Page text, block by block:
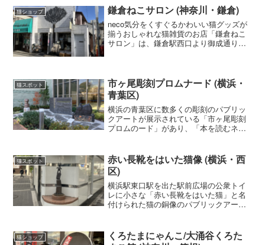
人気です。
猫ショップ 鎌倉ねこサロン (神奈川・鎌倉)
neco気分をくすぐるかわいい猫グッズが
揃うおしゃれな猫雑貨のお店「鎌倉ねこ
サロン」は、鎌倉駅西口より御成通りに
猫スポット
市ヶ尾彫刻プロムナード (横浜・
青葉区)
横浜の青葉区に数多くの彫刻のパブリッ
クアートが展示されている「市ヶ尾彫刻
プロムのード」があり、「本を読むネ
た彫刻があります。
猫スポット
赤い長靴をはいた猫像 (横浜・西
区)
横浜駅東口駅を出た駅前広場の公衆トイ
レに小さな「赤い長靴をはいた猫」と名
付けられた猫の銅像のパブリックアート
志子さんの作品です。
猫ショップ
くろたまにゃんこ/大涌谷くろた